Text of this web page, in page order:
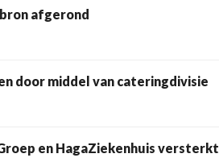
afgerond
door middel van cateringdivisie
en HagaZiekenhuis versterkt